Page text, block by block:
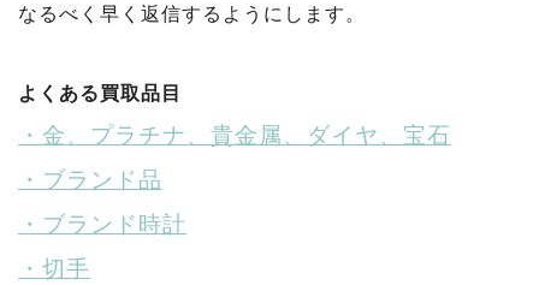
なるべく早く返信するようにします。
よくある買取品目
・金、プラチナ、貴金属、ダイヤ、宝石
・ブランド品
・ブランド時計
・切手